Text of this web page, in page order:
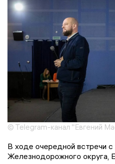
© Telegram-канал "Евгений
В ходе очередной встречи
Железнодорожного округа,